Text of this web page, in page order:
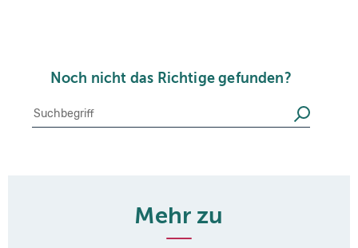
Noch nicht das Richtige gefunden?
Suche Suchen
Mehr zu